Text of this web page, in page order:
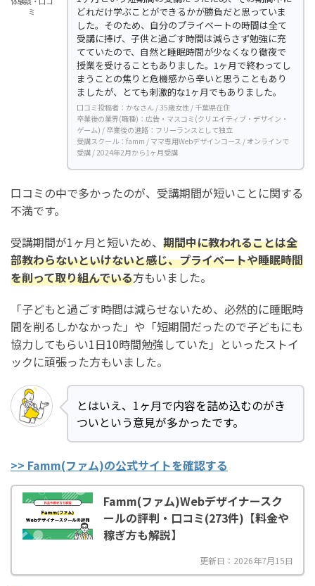
ミ
どれだけ学ぶことができるかが勝負だと思っていま
した。そのため、自分のプライベートの時間は全て
受講に捧げ、子供と過ごす時間は減らさず勉強に充
てていたので、自然と睡眠時間が少なくなり徹夜で
授業を受けることもありました。1ヶ月で終わってし
まうことの焦りと危機感から辛いと思うこともあり
ましたが、とても刺激的な1ヶ月でもありました。
口コミ投稿者：かなさん / 35歳女性 / 千葉県在住
卒業後の業界(職種)：広告・マスコミ(クリエイティブ・デザイン・
ゲーム) / 卒業後の進路：フリーランスとして独立
受講スクール：famm / ママ専用Webデザインコース / オンラインで
受講 / 2024年2月から1ヶ月受講
口コミの中で多かったのが、受講期間が短いことに関する
不満です。
受講期間が1ヶ月と短いため、 期間中に教われることは全
部教わらないといけないと感じ、プライベートや睡眠時間
を削って取り組んでいる方もいました。
「子どもと過ごす時間は減らせないため、必然的に睡眠時
間を削るしかなかった」や「短期間だったので子どもにも
協力してもらい1日10時間勉強していた」といったストイ
ックに頑張った方もいました。
とはいえ、1ヶ月で内容を詰め込むのがき
ついという意見が多かったです。
>> Famm(ファム)の公式サイトを確認する
Famm(ファム)Webデザイナースク
ールの評判・口コミ(273件)【料金や
稼ぎ方も解説】
更新日：2026年7月15日